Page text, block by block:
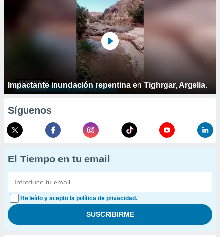
Impactante inundación repentina en Tighrgar, Argelia.
Síguenos
El Tiempo en tu email
He leído y acepto la política de privacidad.